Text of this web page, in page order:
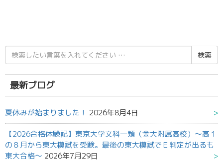
検
索
結
果:
最新ブログ
夏休みが始まりました！ 2026年8月4日
【2026合格体験記】東京大学文科一類（金大附属高校）～高１
の８月から東大模試を受験。最後の東大模試でＥ判定が出るも
東大合格～ 2026年7月29日